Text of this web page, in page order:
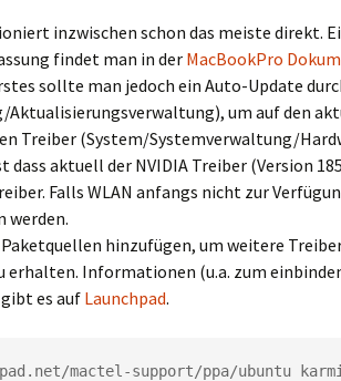
inzwischen schon das meiste direkt.
findet man in der MacBookPro
sollte man jedoch ein Auto-Update
um auf den
Treiber (System/Systemverwaltung/
aktuell der NVIDIA Treiber (Version
Falls WLAN anfangs nicht zur
werden.
hinzufügen, um weitere
erhalten. Informationen (u.a. zum
es auf Launchpad.
mactel-support/ppa/ubuntu